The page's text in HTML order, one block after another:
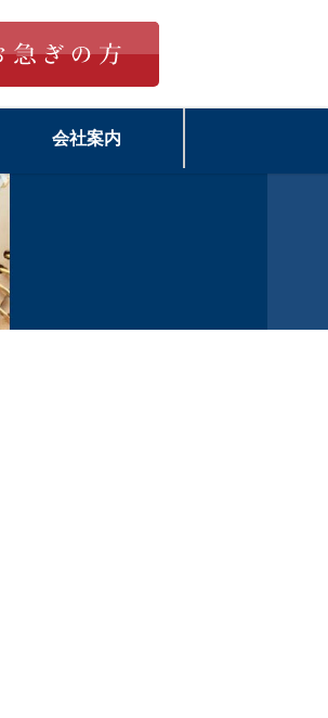
会社案内